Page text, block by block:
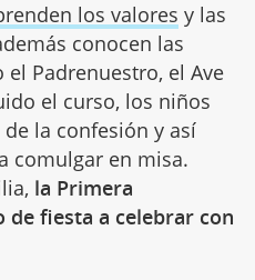
los valores y las
conocen las
Padrenuestro, el Ave
el curso, los niños
la confesión y así
comulgar en misa.
la Primera
de fiesta a celebrar con